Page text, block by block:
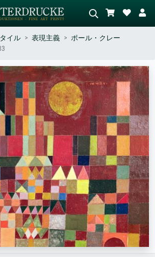
イルで検索
印象派、北
ド。
シーンを説明してください – 例：
緑の草原、赤の多い抽象画、暗い
油絵、木のそばの立ち姿のヌー
イル 表現主義
ポール・クレー